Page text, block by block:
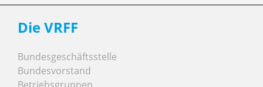
Die VRFF
Bundesgeschäftsstelle
Bundesvorstand